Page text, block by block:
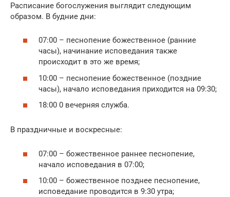
Расписание богослужения выглядит следующим
образом. В будние дни:
07:00 – песнопение божественное (ранние
часы), начинание исповедания также
происходит в это же время;
10:00 – песнопение божественное (поздние
часы), начало исповедания приходится на 09:30;
18:00 0 вечерняя служба.
В праздничные и воскресные:
07:00 – божественное раннее песнопение,
начало исповедания в 07:00;
10:00 – божественное позднее песнопение,
исповедание проводится в 9:30 утра;